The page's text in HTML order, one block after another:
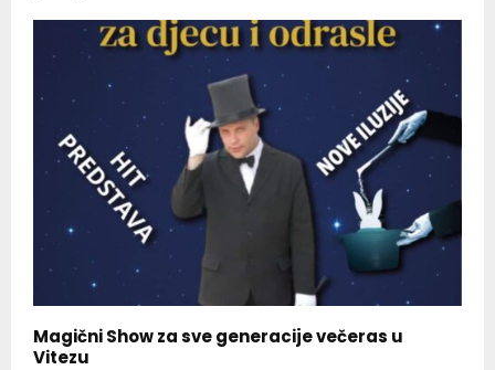
Magični Show za sve generacije večeras u
Vitezu